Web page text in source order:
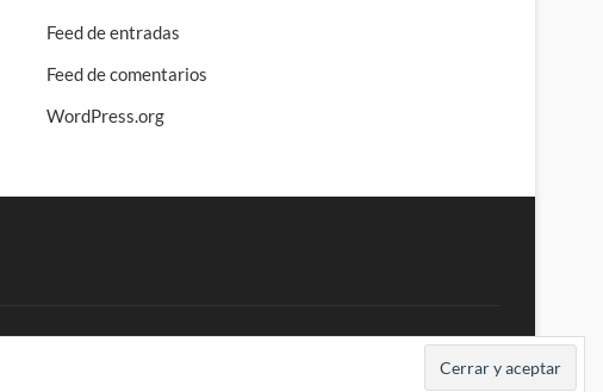
Feed de entradas
Feed de comentarios
WordPress.org